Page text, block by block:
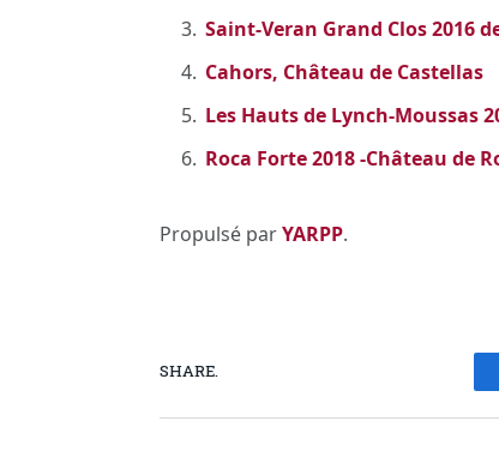
Saint-Veran Grand Clos 2016
Cahors, Château de Castellas
Les Hauts de Lynch-Moussas
Roca Forte 2018 -Château de
Propulsé parYARPP.
SHARE.